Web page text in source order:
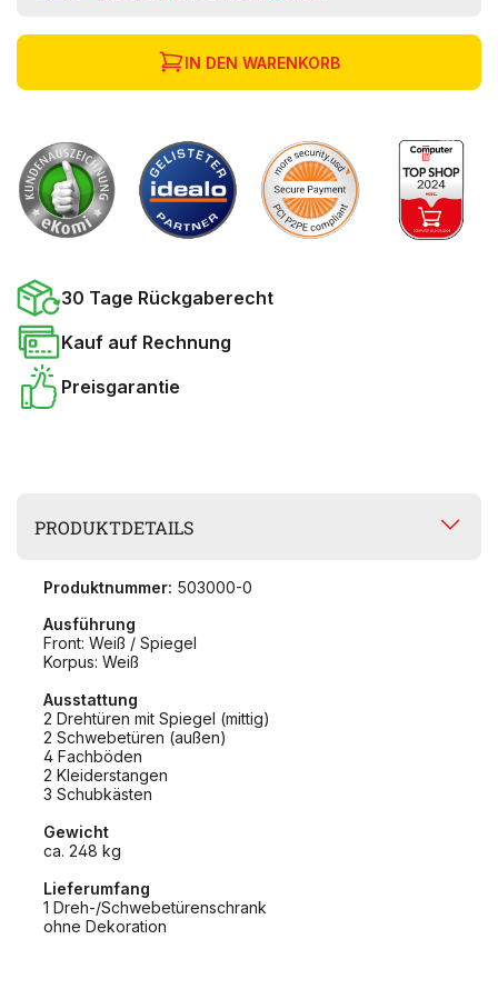
IN DEN WARENKORB
30 Tage Rückgaberecht
Kauf auf Rechnung
Preisgarantie
PRODUKTDETAILS
Produktnummer: 503000-0
Ausführung
Front: Weiß / Spiegel
Korpus: Weiß
Ausstattung
2 Drehtüren mit Spiegel (mittig)
2 Schwebetüren (außen)
4 Fachböden
2 Kleiderstangen
3 Schubkästen
Gewicht
ca. 248 kg
Lieferumfang
1 Dreh-/Schwebetürenschrank
ohne Dekoration